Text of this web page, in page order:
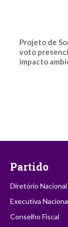
Projeto de
voto
impacto
Partido
Diretório Nacional
Executiva
Conselho Fiscal